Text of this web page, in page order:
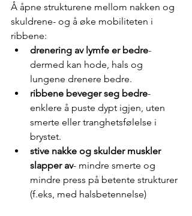
Å åpne strukturene mellom nakken og
skuldrene- og å øke mobiliteten i
ribbene:
drenering av lymfe er bedre-
dermed kan hode, hals og
lungene drenere bedre.
ribbene beveger seg bedre-
enklere å puste dypt igjen, uten
smerte eller tranghetsfølelse i
brystet.
stive nakke og skulder muskler
slapper av- mindre smerte og
mindre press på betente strukturer
(f.eks, med halsbetennelse)